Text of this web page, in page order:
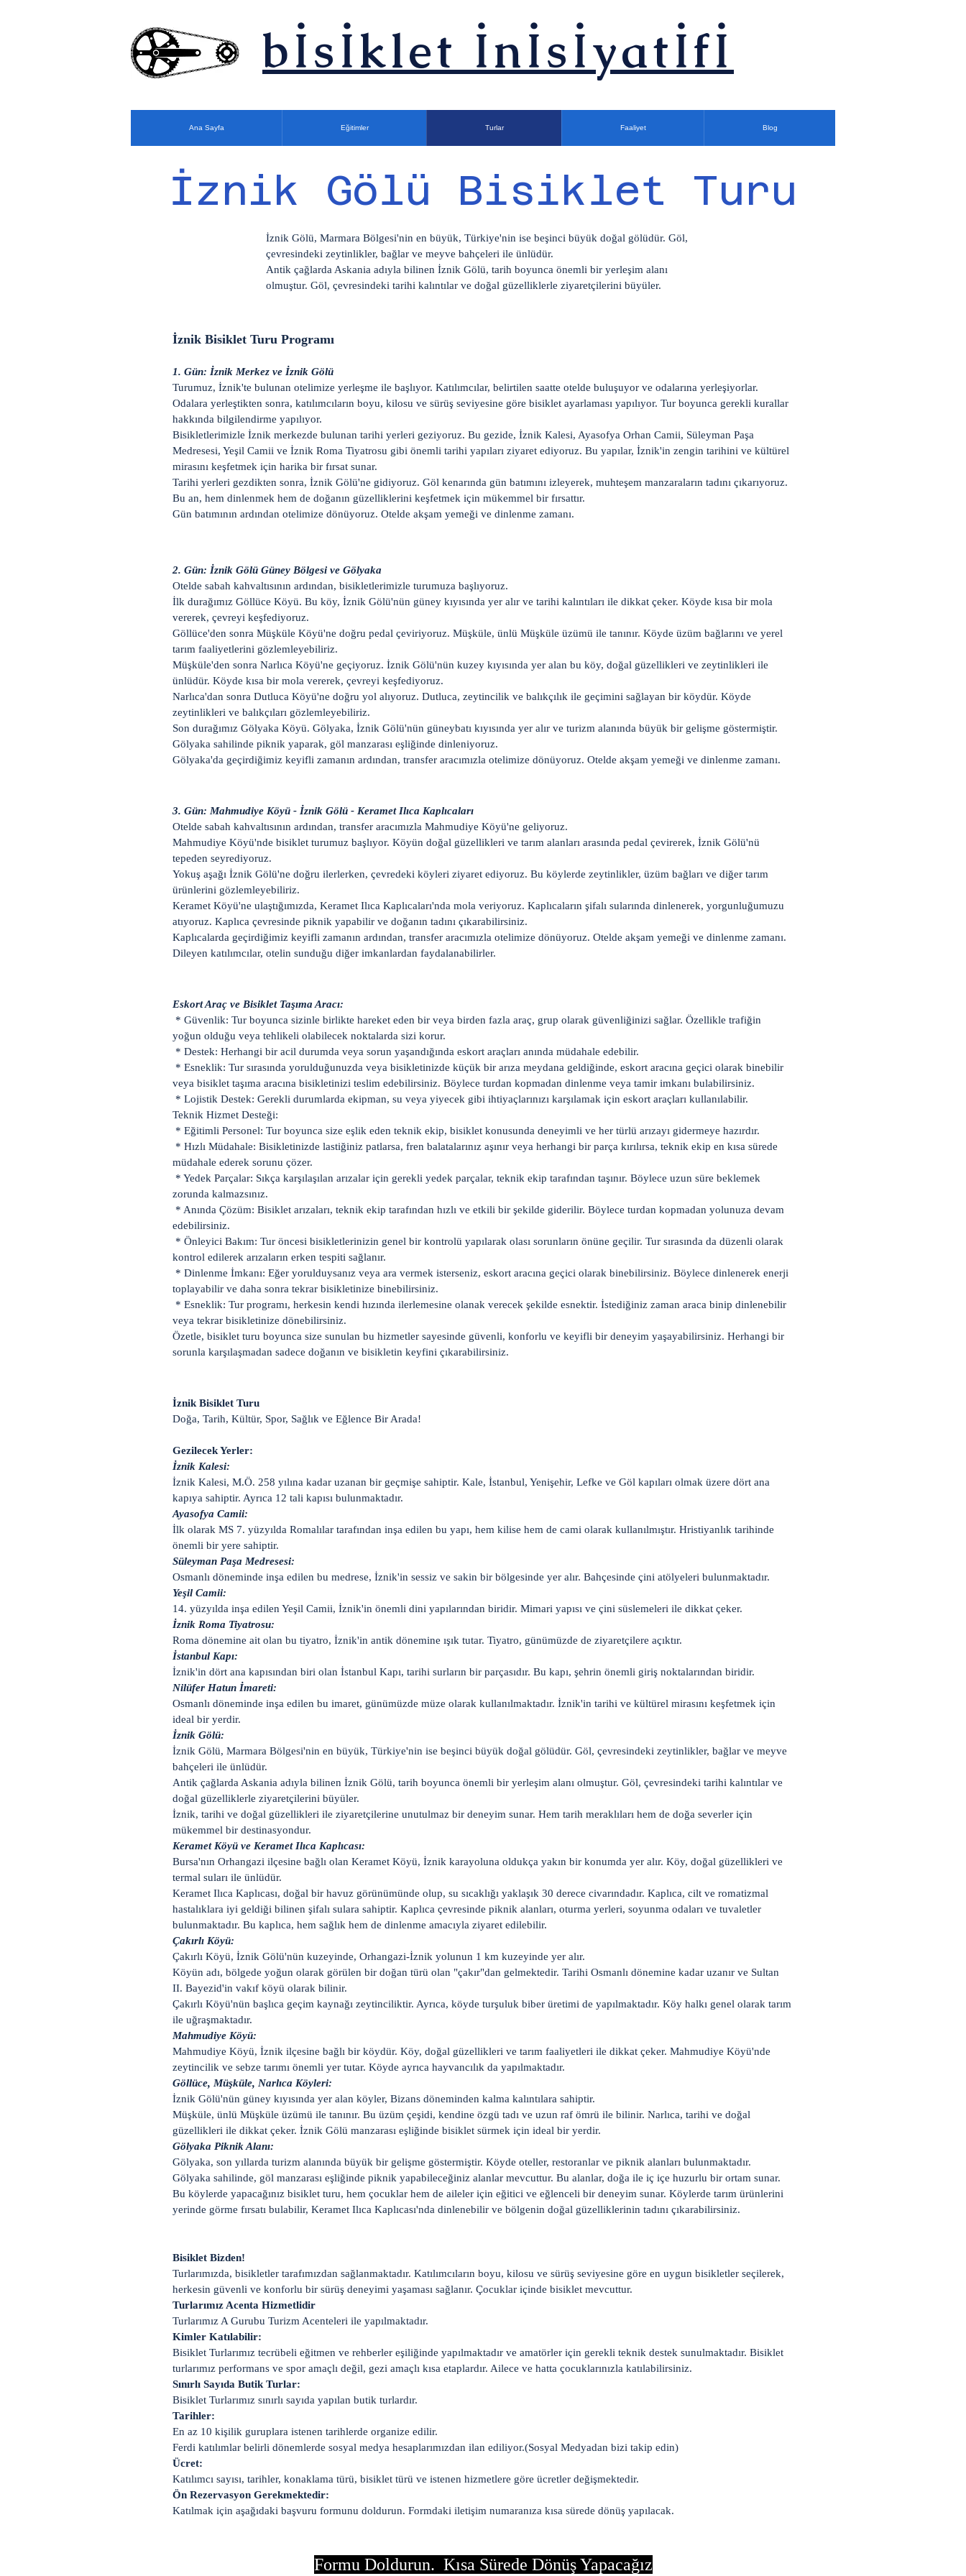
bİsİklet İnİsİyatİfİ
Ana Sayfa Eğitimler Turlar Faaliyet Blog
İznik Gölü Bisiklet Turu
İznik Gölü, Marmara Bölgesi'nin en büyük, Türkiye'nin ise beşinci büyük doğal gölüdür. Göl,
çevresindeki zeytinlikler, bağlar ve meyve bahçeleri ile ünlüdür.
Antik çağlarda Askania adıyla bilinen İznik Gölü, tarih boyunca önemli bir yerleşim alanı
olmuştur. Göl, çevresindeki tarihi kalıntılar ve doğal güzelliklerle ziyaretçilerini büyüler.
İznik Bisiklet Turu Programı
1. Gün: İznik Merkez ve İznik Gölü
Turumuz, İznik'te bulunan otelimize yerleşme ile başlıyor. Katılımcılar, belirtilen saatte otelde buluşuyor ve odalarına yerleşiyorlar.
Odalara yerleştikten sonra, katılımcıların boyu, kilosu ve sürüş seviyesine göre bisiklet ayarlaması yapılıyor. Tur boyunca gerekli kurallar
hakkında bilgilendirme yapılıyor.
Bisikletlerimizle İznik merkezde bulunan tarihi yerleri geziyoruz. Bu gezide, İznik Kalesi, Ayasofya Orhan Camii, Süleyman Paşa
Medresesi, Yeşil Camii ve İznik Roma Tiyatrosu gibi önemli tarihi yapıları ziyaret ediyoruz. Bu yapılar, İznik'in zengin tarihini ve kültürel
mirasını keşfetmek için harika bir fırsat sunar.
Tarihi yerleri gezdikten sonra, İznik Gölü'ne gidiyoruz. Göl kenarında gün batımını izleyerek, muhteşem manzaraların tadını çıkarıyoruz.
Bu an, hem dinlenmek hem de doğanın güzelliklerini keşfetmek için mükemmel bir fırsattır.
Gün batımının ardından otelimize dönüyoruz. Otelde akşam yemeği ve dinlenme zamanı.
2. Gün: İznik Gölü Güney Bölgesi ve Gölyaka
Otelde sabah kahvaltısının ardından, bisikletlerimizle turumuza başlıyoruz.
İlk durağımız Göllüce Köyü. Bu köy, İznik Gölü'nün güney kıyısında yer alır ve tarihi kalıntıları ile dikkat çeker. Köyde kısa bir mola
vererek, çevreyi keşfediyoruz.
Göllüce'den sonra Müşküle Köyü'ne doğru pedal çeviriyoruz. Müşküle, ünlü Müşküle üzümü ile tanınır. Köyde üzüm bağlarını ve yerel
tarım faaliyetlerini gözlemleyebiliriz.
Müşküle'den sonra Narlıca Köyü'ne geçiyoruz. İznik Gölü'nün kuzey kıyısında yer alan bu köy, doğal güzellikleri ve zeytinlikleri ile
ünlüdür. Köyde kısa bir mola vererek, çevreyi keşfediyoruz.
Narlıca'dan sonra Dutluca Köyü'ne doğru yol alıyoruz. Dutluca, zeytincilik ve balıkçılık ile geçimini sağlayan bir köydür. Köyde
zeytinlikleri ve balıkçıları gözlemleyebiliriz.
Son durağımız Gölyaka Köyü. Gölyaka, İznik Gölü'nün güneybatı kıyısında yer alır ve turizm alanında büyük bir gelişme göstermiştir.
Gölyaka sahilinde piknik yaparak, göl manzarası eşliğinde dinleniyoruz.
Gölyaka'da geçirdiğimiz keyifli zamanın ardından, transfer aracımızla otelimize dönüyoruz. Otelde akşam yemeği ve dinlenme zamanı.
3. Gün: Mahmudiye Köyü - İznik Gölü - Keramet Ilıca Kaplıcaları
Otelde sabah kahvaltısının ardından, transfer aracımızla Mahmudiye Köyü'ne geliyoruz.
Mahmudiye Köyü'nde bisiklet turumuz başlıyor. Köyün doğal güzellikleri ve tarım alanları arasında pedal çevirerek, İznik Gölü'nü
tepeden seyrediyoruz.
Yokuş aşağı İznik Gölü'ne doğru ilerlerken, çevredeki köyleri ziyaret ediyoruz. Bu köylerde zeytinlikler, üzüm bağları ve diğer tarım
ürünlerini gözlemleyebiliriz.
Keramet Köyü'ne ulaştığımızda, Keramet Ilıca Kaplıcaları'nda mola veriyoruz. Kaplıcaların şifalı sularında dinlenerek, yorgunluğumuzu
atıyoruz. Kaplıca çevresinde piknik yapabilir ve doğanın tadını çıkarabilirsiniz.
Kaplıcalarda geçirdiğimiz keyifli zamanın ardından, transfer aracımızla otelimize dönüyoruz. Otelde akşam yemeği ve dinlenme zamanı.
Dileyen katılımcılar, otelin sunduğu diğer imkanlardan faydalanabilirler.
Eskort Araç ve Bisiklet Taşıma Aracı:
* Güvenlik: Tur boyunca sizinle birlikte hareket eden bir veya birden fazla araç, grup olarak güvenliğinizi sağlar. Özellikle trafiğin
yoğun olduğu veya tehlikeli olabilecek noktalarda sizi korur.
* Destek: Herhangi bir acil durumda veya sorun yaşandığında eskort araçları anında müdahale edebilir.
* Esneklik: Tur sırasında yorulduğunuzda veya bisikletinizde küçük bir arıza meydana geldiğinde, eskort aracına geçici olarak binebilir
veya bisiklet taşıma aracına bisikletinizi teslim edebilirsiniz. Böylece turdan kopmadan dinlenme veya tamir imkanı bulabilirsiniz.
* Lojistik Destek: Gerekli durumlarda ekipman, su veya yiyecek gibi ihtiyaçlarınızı karşılamak için eskort araçları kullanılabilir.
Teknik Hizmet Desteği:
* Eğitimli Personel: Tur boyunca size eşlik eden teknik ekip, bisiklet konusunda deneyimli ve her türlü arızayı gidermeye hazırdır.
* Hızlı Müdahale: Bisikletinizde lastiğiniz patlarsa, fren balatalarınız aşınır veya herhangi bir parça kırılırsa, teknik ekip en kısa sürede
müdahale ederek sorunu çözer.
* Yedek Parçalar: Sıkça karşılaşılan arızalar için gerekli yedek parçalar, teknik ekip tarafından taşınır. Böylece uzun süre beklemek
zorunda kalmazsınız.
* Anında Çözüm: Bisiklet arızaları, teknik ekip tarafından hızlı ve etkili bir şekilde giderilir. Böylece turdan kopmadan yolunuza devam
edebilirsiniz.
* Önleyici Bakım: Tur öncesi bisikletlerinizin genel bir kontrolü yapılarak olası sorunların önüne geçilir. Tur sırasında da düzenli olarak
kontrol edilerek arızaların erken tespiti sağlanır.
* Dinlenme İmkanı: Eğer yorulduysanız veya ara vermek isterseniz, eskort aracına geçici olarak binebilirsiniz. Böylece dinlenerek enerji
toplayabilir ve daha sonra tekrar bisikletinize binebilirsiniz.
* Esneklik: Tur programı, herkesin kendi hızında ilerlemesine olanak verecek şekilde esnektir. İstediğiniz zaman araca binip dinlenebilir
veya tekrar bisikletinize dönebilirsiniz.
Özetle, bisiklet turu boyunca size sunulan bu hizmetler sayesinde güvenli, konforlu ve keyifli bir deneyim yaşayabilirsiniz. Herhangi bir
sorunla karşılaşmadan sadece doğanın ve bisikletin keyfini çıkarabilirsiniz.
İznik Bisiklet Turu
Doğa, Tarih, Kültür, Spor, Sağlık ve Eğlence Bir Arada!
Gezilecek Yerler:
İznik Kalesi:
İznik Kalesi, M.Ö. 258 yılına kadar uzanan bir geçmişe sahiptir. Kale, İstanbul, Yenişehir, Lefke ve Göl kapıları olmak üzere dört ana
kapıya sahiptir. Ayrıca 12 tali kapısı bulunmaktadır.
Ayasofya Camii:
İlk olarak MS 7. yüzyılda Romalılar tarafından inşa edilen bu yapı, hem kilise hem de cami olarak kullanılmıştır. Hristiyanlık tarihinde
önemli bir yere sahiptir.
Süleyman Paşa Medresesi:
Osmanlı döneminde inşa edilen bu medrese, İznik'in sessiz ve sakin bir bölgesinde yer alır. Bahçesinde çini atölyeleri bulunmaktadır.
Yeşil Camii:
14. yüzyılda inşa edilen Yeşil Camii, İznik'in önemli dini yapılarından biridir. Mimari yapısı ve çini süslemeleri ile dikkat çeker.
İznik Roma Tiyatrosu:
Roma dönemine ait olan bu tiyatro, İznik'in antik dönemine ışık tutar. Tiyatro, günümüzde de ziyaretçilere açıktır.
İstanbul Kapı:
İznik'in dört ana kapısından biri olan İstanbul Kapı, tarihi surların bir parçasıdır. Bu kapı, şehrin önemli giriş noktalarından biridir.
Nilüfer Hatun İmareti:
Osmanlı döneminde inşa edilen bu imaret, günümüzde müze olarak kullanılmaktadır. İznik'in tarihi ve kültürel mirasını keşfetmek için
ideal bir yerdir.
İznik Gölü:
İznik Gölü, Marmara Bölgesi'nin en büyük, Türkiye'nin ise beşinci büyük doğal gölüdür. Göl, çevresindeki zeytinlikler, bağlar ve meyve
bahçeleri ile ünlüdür.
Antik çağlarda Askania adıyla bilinen İznik Gölü, tarih boyunca önemli bir yerleşim alanı olmuştur. Göl, çevresindeki tarihi kalıntılar ve
doğal güzelliklerle ziyaretçilerini büyüler.
İznik, tarihi ve doğal güzellikleri ile ziyaretçilerine unutulmaz bir deneyim sunar. Hem tarih meraklıları hem de doğa severler için
mükemmel bir destinasyondur.
Keramet Köyü ve Keramet Ilıca Kaplıcası:
Bursa'nın Orhangazi ilçesine bağlı olan Keramet Köyü, İznik karayoluna oldukça yakın bir konumda yer alır. Köy, doğal güzellikleri ve
termal suları ile ünlüdür.
Keramet Ilıca Kaplıcası, doğal bir havuz görünümünde olup, su sıcaklığı yaklaşık 30 derece civarındadır. Kaplıca, cilt ve romatizmal
hastalıklara iyi geldiği bilinen şifalı sulara sahiptir. Kaplıca çevresinde piknik alanları, oturma yerleri, soyunma odaları ve tuvaletler
bulunmaktadır. Bu kaplıca, hem sağlık hem de dinlenme amacıyla ziyaret edilebilir.
Çakırlı Köyü:
Çakırlı Köyü, İznik Gölü'nün kuzeyinde, Orhangazi-İznik yolunun 1 km kuzeyinde yer alır.
Köyün adı, bölgede yoğun olarak görülen bir doğan türü olan "çakır"dan gelmektedir. Tarihi Osmanlı dönemine kadar uzanır ve Sultan
II. Bayezid'in vakıf köyü olarak bilinir.
Çakırlı Köyü'nün başlıca geçim kaynağı zeytinciliktir. Ayrıca, köyde turşuluk biber üretimi de yapılmaktadır. Köy halkı genel olarak tarım
ile uğraşmaktadır.
Mahmudiye Köyü:
Mahmudiye Köyü, İznik ilçesine bağlı bir köydür. Köy, doğal güzellikleri ve tarım faaliyetleri ile dikkat çeker. Mahmudiye Köyü'nde
zeytincilik ve sebze tarımı önemli yer tutar. Köyde ayrıca hayvancılık da yapılmaktadır.
Göllüce, Müşküle, Narlıca Köyleri:
İznik Gölü'nün güney kıyısında yer alan köyler, Bizans döneminden kalma kalıntılara sahiptir.
Müşküle, ünlü Müşküle üzümü ile tanınır. Bu üzüm çeşidi, kendine özgü tadı ve uzun raf ömrü ile bilinir. Narlıca, tarihi ve doğal
güzellikleri ile dikkat çeker. İznik Gölü manzarası eşliğinde bisiklet sürmek için ideal bir yerdir.
Gölyaka Piknik Alanı:
Gölyaka, son yıllarda turizm alanında büyük bir gelişme göstermiştir. Köyde oteller, restoranlar ve piknik alanları bulunmaktadır.
Gölyaka sahilinde, göl manzarası eşliğinde piknik yapabileceğiniz alanlar mevcuttur. Bu alanlar, doğa ile iç içe huzurlu bir ortam sunar.
Bu köylerde yapacağınız bisiklet turu, hem çocuklar hem de aileler için eğitici ve eğlenceli bir deneyim sunar. Köylerde tarım ürünlerini
yerinde görme fırsatı bulabilir, Keramet Ilıca Kaplıcası'nda dinlenebilir ve bölgenin doğal güzelliklerinin tadını çıkarabilirsiniz.
Bisiklet Bizden!
Turlarımızda, bisikletler tarafımızdan sağlanmaktadır. Katılımcıların boyu, kilosu ve sürüş seviyesine göre en uygun bisikletler seçilerek,
herkesin güvenli ve konforlu bir sürüş deneyimi yaşaması sağlanır. Çocuklar içinde bisiklet mevcuttur.
Turlarımız Acenta Hizmetlidir
Turlarımız A Gurubu Turizm Acenteleri ile yapılmaktadır.
Kimler Katılabilir:
Bisiklet Turlarımız tecrübeli eğitmen ve rehberler eşiliğinde yapılmaktadır ve amatörler için gerekli teknik destek sunulmaktadır. Bisiklet
turlarımız performans ve spor amaçlı değil, gezi amaçlı kısa etaplardır. Ailece ve hatta çocuklarınızla katılabilirsiniz.
Sınırlı Sayıda Butik Turlar:
Bisiklet Turlarımız sınırlı sayıda yapılan butik turlardır.
Tarihler:
En az 10 kişilik guruplara istenen tarihlerde organize edilir.
Ferdi katılımlar belirli dönemlerde sosyal medya hesaplarımızdan ilan ediliyor.(Sosyal Medyadan bizi takip edin)
Ücret:
Katılımcı sayısı, tarihler, konaklama türü, bisiklet türü ve istenen hizmetlere göre ücretler değişmektedir.
Ön Rezervasyon Gerekmektedir:
Katılmak için aşağıdaki başvuru formunu doldurun. Formdaki iletişim numaranıza kısa sürede dönüş yapılacak.
Formu Doldurun. Kısa Sürede Dönüş Yapacağız